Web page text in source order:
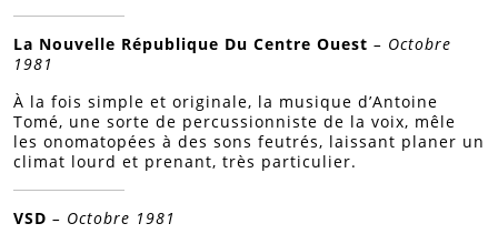
La Nouvelle République Du Centre Ouest – Octobre
1981
À la fois simple et originale, la musique d’Antoine
Tomé, une sorte de percussionniste de la voix, mêle
les onomatopées à des sons feutrés, laissant planer un
climat lourd et prenant, très particulier.
VSD – Octobre 1981